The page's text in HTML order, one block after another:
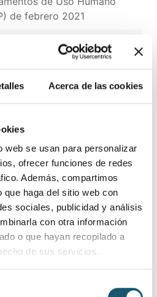
Acerca de las cookies
web se usan para personalizar
ofrecer funciones de redes
Además, compartimos
haga del sitio web con
sociales, publicidad y análisis
con otra información
o que hayan recopilado a
de sus servicios.
de febrero 2021
de la reunión del
de Medicamentos
celebrada el 3 de
2021
Implementación EU IDMP
actualiza la información
el cese de utilización de
adaptadores para
4G LATITUDE(TM)
inicial de las XV
programa, formato